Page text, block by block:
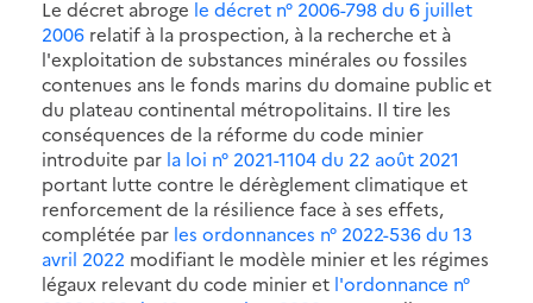
Le décret abroge le décret n° 2006-798 du 6 juillet
2006 relatif à la prospection, à la recherche et à
l'exploitation de substances minérales ou fossiles
contenues ans le fonds marins du domaine public et
du plateau continental métropolitains. Il tire les
conséquences de la réforme du code minier
introduite par la loi n° 2021-1104 du 22 août 2021
portant lutte contre le dérèglement climatique et
renforcement de la résilience face à ses effets,
complétée par les ordonnances n° 2022-536 du 13
avril 2022 modifiant le modèle minier et les régimes
légaux relevant du code minier et l'ordonnance n°